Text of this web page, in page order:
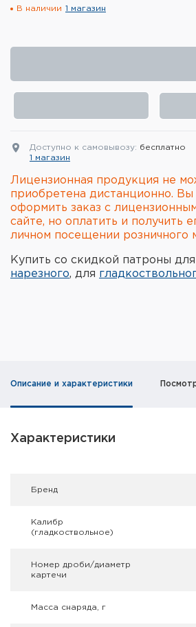
Ремни, патронташи и
Туристическое снаряжение
Инструменты
Опоры и станки для оружия
Чехлы и кейсы
Релоадинг
Аксессуары
Комплекты
В наличии 1 магазин
Доступно к самовывозу: бесплатно
1 магазин
Лицензионная продукция не
приобретена дистанционно.
оформить заказ с
сайте, но оплатить и получить
личном посещении розничного
Купить со скидкой патроны
нарезного, для
Описание и характеристики
Характеристики
Брeнд
Калибр
(гладкоствольное)
Номер дроби/диаметр
картечи
Масса снаряда, г